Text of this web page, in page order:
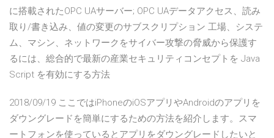
に搭載されたOPC UAサーバー; OPC UAデータアクセス、読み
取り/書き込み、値の変更のサブスクリプション 工場、システ
ム、マシン、ネットワークをサイバー攻撃の脅威から保護す
るには、総合的で最新の産業セキュリティコンセプトを Java
Script を有効にする方法
2018/09/19 ここではiPhoneのiOSアプリやAndroidのアプリを
ダウングレードを簡単にするための方法を紹介します。スマ
ートフォンを使っているとアプリをダウングレードしたいと